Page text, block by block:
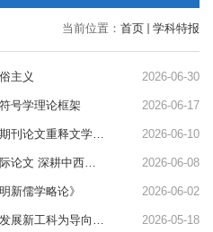
当前位置： 首页 学科特报
主义 2026-06-30
号学理论框架 2026-06-17
【学术新论】周小仪教授发表核心期刊论文重释文学性争论 2026-06-10
【学术新论】曾宇博士刊发三篇国际论文 深耕中西译介与跨文化传播 2026-06-08
新儒学略论》 2026-06-02
​【学科领航】学者冯增俊：创建以发展新工科为导向的新教育学科体系 2026-05-18